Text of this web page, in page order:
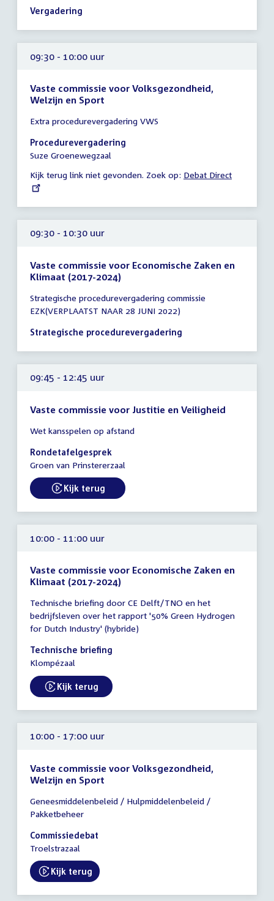
-
uur
Vergadering
09:30 - 10:00 uur
Vaste commissie voor Volksgezondheid,
Welzijn en Sport
vergadering
09:30
-
uur
Extra procedurevergadering VWS
Procedurevergadering
Suze Groenewegzaal
Kijk terug link niet gevonden. Zoek op: External
Debat Direct
09:30 - 10:30 uur
Vaste commissie voor Economische Zaken en
Klimaat (2017-2024)
vergadering
09:30
-
uur
Strategische procedurevergadering commissie
EZK(VERPLAATST NAAR 28 JUNI 2022)
Strategische procedurevergadering
09:45 - 12:45 uur
Vaste commissie voor Justitie en Veiligheid
vergadering
09:45
-
uur
Wet kansspelen op afstand
Rondetafelgesprek
Groen van Prinstererzaal
External link:
Kijk terug
10:00 - 11:00 uur
Vaste commissie voor Economische Zaken en
Klimaat (2017-2024)
vergadering
10:00
-
11:00
uur
Technische briefing door CE Delft/TNO en het
bedrijfsleven over het rapport '50% Green Hydrogen
for Dutch Industry' (hybride)
Technische briefing
Klompézaal
External link:
Kijk terug
10:00 - 17:00 uur
Vaste commissie voor Volksgezondheid,
Welzijn en Sport
vergadering
10:00
-
17:00
Geneesmiddelenbeleid / Hulpmiddelenbeleid /
Pakketbeheer
Commissiedebat
Troelstrazaal
External link:
Kijk terug